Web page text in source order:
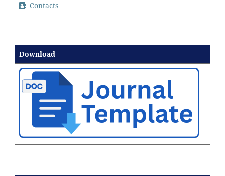
Contacts
Download